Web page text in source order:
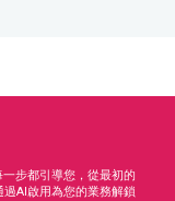
步都引導您，從最初的
AI啟用為您的業務解鎖